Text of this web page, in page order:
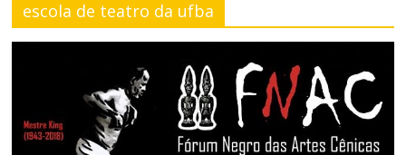
escola de teatro da ufba